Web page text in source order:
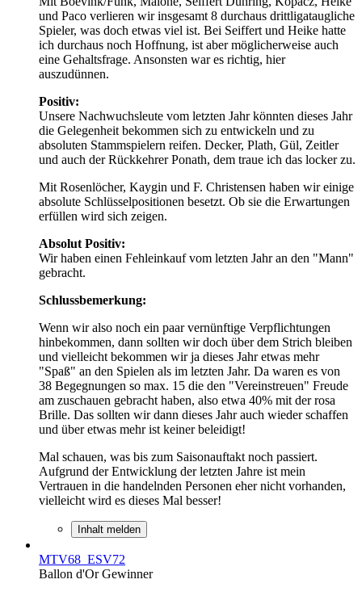
und Paco verlieren wir insgesamt 8 durchaus drittligataugliche
Spieler, was doch etwas viel ist. Bei Seiffert und Heike hatte
ich durchaus noch Hoffnung, ist aber möglicherweise auch
eine Gehaltsfrage. Ansonsten war es richtig, hier
auszudünnen.
Positiv:
Unsere Nachwuchsleute vom letzten Jahr könnten dieses Jahr
die Gelegenheit bekommen sich zu entwickeln und zu
absoluten Stammspielern reifen. Decker, Plath, Gül, Zeitler
und auch der Rückkehrer Ponath, dem traue ich das locker zu.
Mit Rosenlöcher, Kaygin und F. Christensen haben wir einige
absolute Schlüsselpositionen besetzt. Ob sie die Erwartungen
erfüllen wird sich zeigen.
Absolut Positiv:
Wir haben einen Fehleinkauf vom letzten Jahr an den "Mann"
gebracht.
Schlussbemerkung:
Wenn wir also noch ein paar vernünftige Verpflichtungen
hinbekommen, dann sollten wir doch über dem Strich bleiben
und vielleicht bekommen wir ja dieses Jahr etwas mehr
"Spaß" an den Spielen als im letzten Jahr. Da waren es von
38 Begegnungen so max. 15 die den "Vereinstreuen" Freude
am zuschauen gebracht haben, also etwa 40% mit der rosa
Brille. Das sollten wir dann dieses Jahr auch wieder schaffen
und über etwas mehr ist keiner beleidigt!
Mal schauen, was bis zum Saisonauftakt noch passiert.
Aufgrund der Entwicklung der letzten Jahre ist mein
Vertrauen in die handelnden Personen eher nicht vorhanden,
vielleicht wird es dieses Mal besser!
Inhalt melden
MTV68_ESV72
Ballon d'Or Gewinner